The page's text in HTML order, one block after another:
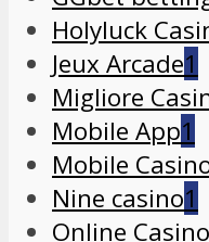
Holyluck
Jeux Arcade1
Migliore
Mobile App1
Mobile
Nine casino1
Online Casino